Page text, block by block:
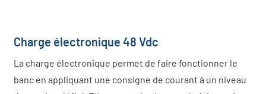
Charge électronique 48 Vdc
La charge électronique permet de faire fonctionner le
banc en appliquant une consigne de courant à un niveau